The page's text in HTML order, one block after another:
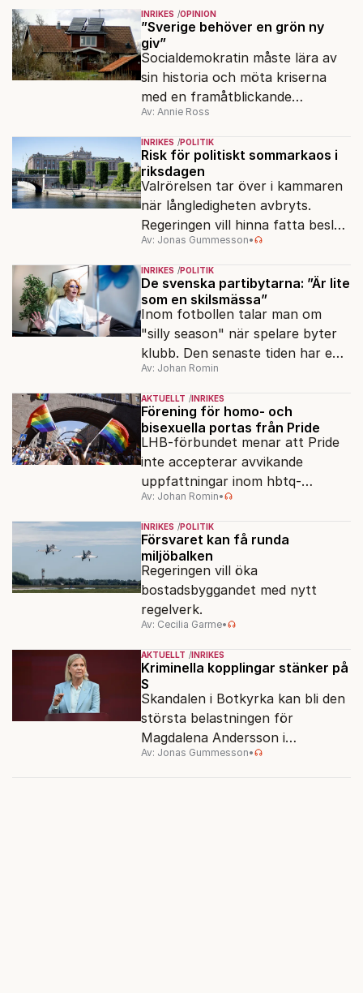
INRIKES OPINION
”Sverige behöver en grön ny
giv”
Socialdemokratin måste lära av
sin historia och möta kriserna
med en framåtblickande
strukturpolitik för att göra
Sverige långsiktigt hållbart,
jämlikt och kriståligt.
Av: Annie Ross
INRIKES POLITIK
Risk för politiskt sommarkaos i
riksdagen
Valrörelsen tar över i kammaren
när långledigheten avbryts.
Regeringen vill hinna fatta beslut
före valet – men oppositionen
ser sin chans att pressa
Tidösidan.
Av: Jonas Gummesson•
INRIKES POLITIK
De svenska partibytarna: ”Är lite
som en skilsmässa”
Inom fotbollen talar man om
"silly season" när spelare byter
klubb. Den senaste tiden har en
rad svenska politiker bytt parti –
men varför, och vad skiljer
partiernas interna kulturer åt?
Av: Johan Romin
AKTUELLT INRIKES
Förening för homo- och
bisexuella portas från Pride
LHB-förbundet menar att Pride
inte accepterar avvikande
uppfattningar inom hbtq-
rörelsen. "Vi har inga problem
med transpersoner", säger
ordföranden Linn Saarinen.
Av: Johan Romin•
INRIKES POLITIK
Försvaret kan få runda
miljöbalken
Regeringen vill öka
bostadsbyggandet med nytt
regelverk.
Av: Cecilia Garme•
AKTUELLT INRIKES
Kriminella kopplingar stänker på
S
Skandalen i Botkyrka kan bli den
största belastningen för
Magdalena Andersson i
valrörelsen.
Av: Jonas Gummesson•